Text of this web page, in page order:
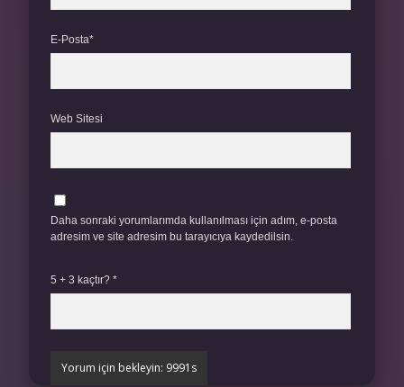
E-Posta*
Web Sitesi
Daha sonraki yorumlarımda kullanılması için adım, e-posta
adresim ve site adresim bu tarayıcıya kaydedilsin.
5 + 3 kaçtır? *